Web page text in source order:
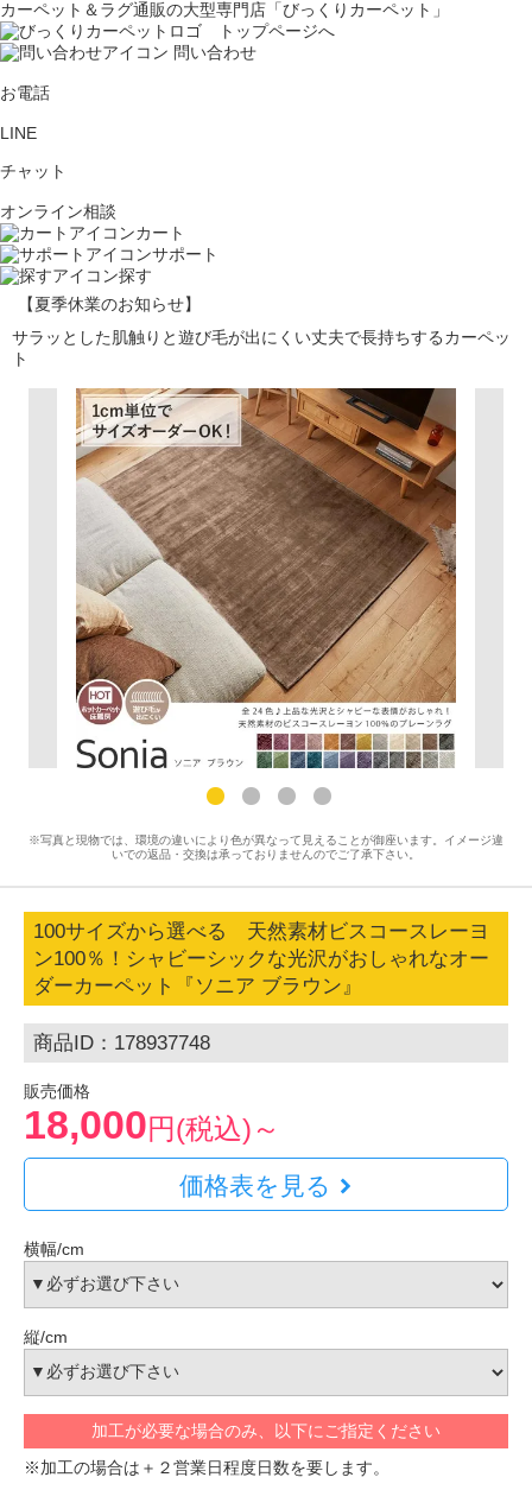
カーペット＆ラグ通販の大型専門店「びっくりカーペット」
問い合わせ
お電話
LINE
チャット
オンライン相談
カート
サポート
探す
【夏季休業のお知らせ】
サラッとした肌触りと遊び毛が出にくい丈夫で長持ちするカーペッ
ト
※写真と現物では、環境の違いにより色が異なって見えることが御座います。イメージ違
いでの返品・交換は承っておりませんのでご了承下さい。
100サイズから選べる 天然素材ビスコースレーヨ
ン100％！シャビーシックな光沢がおしゃれなオー
ダーカーペット『ソニア ブラウン』
商品ID：178937748
販売価格
18,000円(税込)～
価格表を見る
横幅/cm
縦/cm
加工が必要な場合のみ、以下にご指定ください
※加工の場合は＋２営業日程度日数を要します。